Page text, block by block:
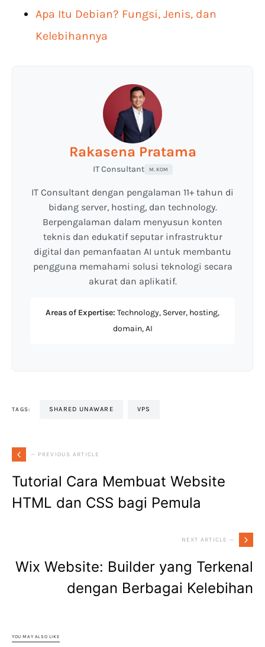
Apa Itu Debian? Fungsi, Jenis, dan
Kelebihannya
Rakasena Pratama
IT Consultant M. KOM
IT Consultant dengan pengalaman 11+ tahun di
bidang server, hosting, dan technology.
Berpengalaman dalam menyusun konten
teknis dan edukatif seputar infrastruktur
digital dan pemanfaatan AI untuk membantu
pengguna memahami solusi teknologi secara
akurat dan aplikatif.
Areas of Expertise: Technology, Server, hosting,
domain, AI
TAGS: SHARED UNAWARE VPS
— PREVIOUS ARTICLE
Tutorial Cara Membuat Website
HTML dan CSS bagi Pemula
NEXT ARTICLE —
Wix Website: Builder yang Terkenal
dengan Berbagai Kelebihan
YOU MAY ALSO LIKE